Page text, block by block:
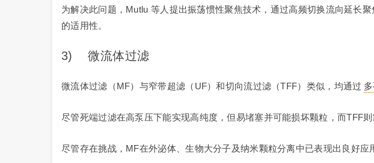
为解决此问题，Mutlu 等人提出振荡惯性聚焦技术，通过高频切换流向延长
的适用性。
3) 微流体过滤
微流体过滤（MF）与窄带超滤（UF）和切向流过滤（TFF）类似，均通过
尽管死端过滤在高泵压下能实现高纯度，但易堵塞并可能损坏颗粒，而TFF则
尽管存在挑战，MF在外泌体、生物大分子及纳米颗粒分离中已表现出良好应